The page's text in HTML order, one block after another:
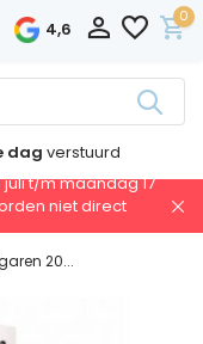
4,6
0
dag verstuurd
t/m maandag 17
niet direct
20...